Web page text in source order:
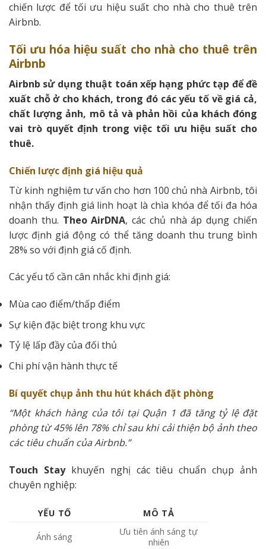
chiến lược để tối ưu hiệu suất cho nhà cho thuê trên
Airbnb.
Tối ưu hóa hiệu suất cho nhà cho thuê trên
Airbnb
Airbnb sử dụng thuật toán xếp hạng phức tạp để đề
xuất chỗ ở cho khách, trong đó các yếu tố về giá cả,
chất lượng ảnh, mô tả và phản hồi của khách đóng
vai trò quyết định trong việc tối ưu hiệu suất cho
thuê.
Chiến lược định giá hiệu quả
Từ kinh nghiệm tư vấn cho hơn 100 chủ nhà Airbnb, tôi
nhận thấy định giá linh hoạt là chìa khóa để tối đa hóa
doanh thu. Theo AirDNA, các chủ nhà áp dụng chiến
lược định giá động có thể tăng doanh thu trung bình
28% so với định giá cố định.
Các yếu tố cần cân nhắc khi định giá:
Mùa cao điểm/thấp điểm
Sự kiện đặc biệt trong khu vực
Tỷ lệ lấp đầy của đối thủ
Chi phí vận hành thực tế
Bí quyết chụp ảnh thu hút khách đặt phòng
“Một khách hàng của tôi tại Quận 1 đã tăng tỷ lệ đặt
phòng từ 45% lên 78% chỉ sau khi cải thiện bộ ảnh theo
các tiêu chuẩn của Airbnb.”
Touch Staykhuyến nghị các tiêu chuẩn chụp ảnh
chuyên nghiệp:
YẾU TỐ MÔ TẢ
Ánh sáng
Ưu tiên ánh sáng tự
nhiên